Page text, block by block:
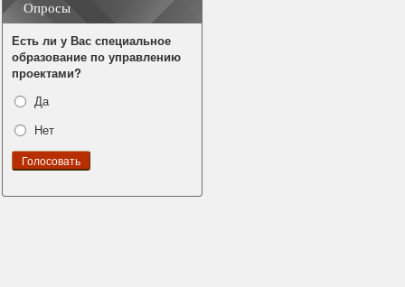
Опросы
Есть ли у Вас специальное
образование по управлению
проектами?
Да
Нет